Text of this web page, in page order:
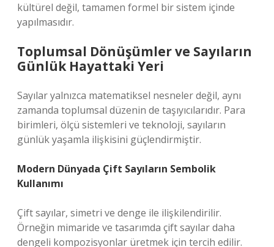
kültürel değil, tamamen formel bir sistem içinde
yapılmasıdır.
Toplumsal Dönüşümler ve Sayıların
Günlük Hayattaki Yeri
Sayılar yalnızca matematiksel nesneler değil, aynı
zamanda toplumsal düzenin de taşıyıcılarıdır. Para
birimleri, ölçü sistemleri ve teknoloji, sayıların
günlük yaşamla ilişkisini güçlendirmiştir.
Modern Dünyada Çift Sayıların Sembolik
Kullanımı
Çift sayılar, simetri ve denge ile ilişkilendirilir.
Örneğin mimaride ve tasarımda çift sayılar daha
dengeli kompozisyonlar üretmek için tercih edilir.